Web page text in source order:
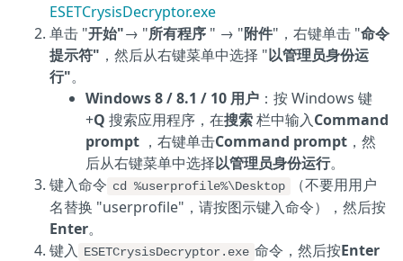
ESETCrysisDecryptor.exe
单击 "开始"→ "所有程序 " → "附件"，右键单击 "命令
提示符" ，然后从右键菜单中选择 "以管理员身份运
行"。
Windows 8 / 8.1 / 10 用户 ：按 Windows 键
+Q 搜索应用程序，在搜索栏中输入Command
prompt ，右键单击Command prompt ，然
后从右键菜单中选择以管理员身份运行。
键入命令 cd %userprofile%\Desktop
（不要用用户
名替换 "userprofile"，请按图示键入命令），然后按
Enter。
键入 ESETCrysisDecryptor.exe 命令，然后按Enter